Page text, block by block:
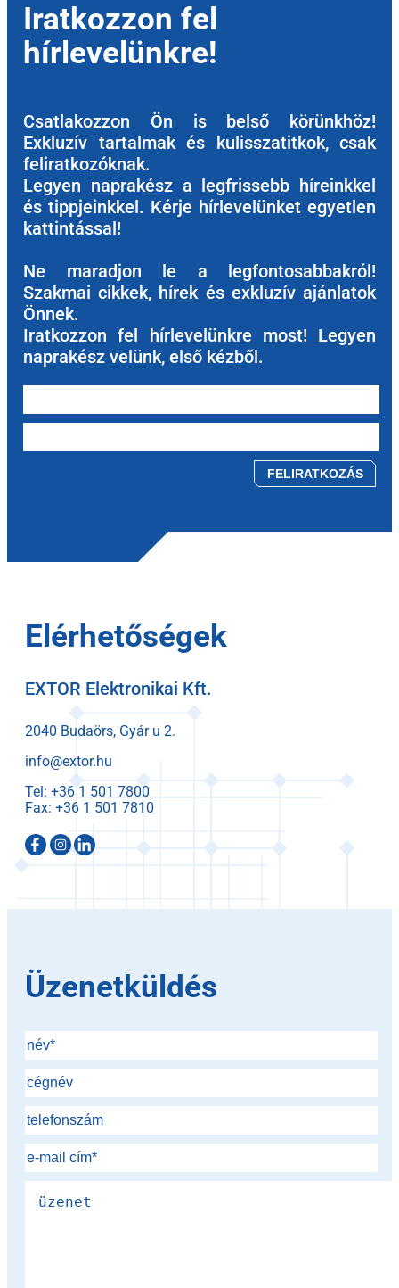
Iratkozzon fel
hírlevelünkre!
Csatlakozzon Ön is belső körünkhöz!
Exkluzív tartalmak és kulisszatitkok, csak
feliratkozóknak.
Legyen naprakész a legfrissebb híreinkkel
és tippjeinkkel. Kérje hírlevelünket egyetlen
kattintással!
Ne maradjon le a legfontosabbakról!
Szakmai cikkek, hírek és exkluzív ajánlatok
Önnek.
Iratkozzon fel hírlevelünkre most! Legyen
naprakész velünk, első kézből.
Elérhetőségek
EXTOR Elektronikai Kft.
2040 Budaörs, Gyár u 2.
info@extor.hu
Tel:
Fax:
Üzenetküldés